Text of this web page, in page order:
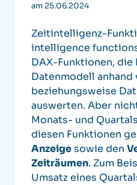
am 25.06.2024
Zeitintelligenz-
intelligence
DAX-Funktionen, die
Datenmodell anhand
beziehungsweise
auswerten. Aber
Monats- und
diesen Funktionen
Anzeigesowie den
Zeiträumen. Zum
Umsatz eines